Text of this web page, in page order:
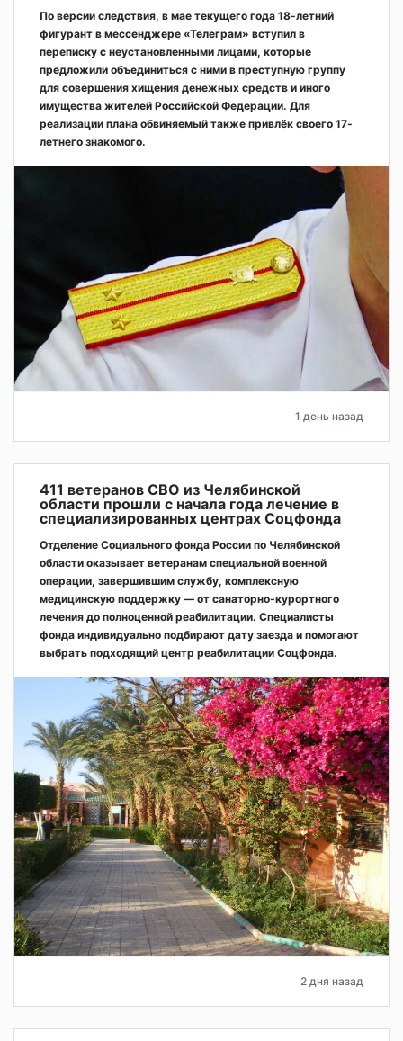
По версии следствия, в мае текущего года 18-летний
фигурант в мессенджере «Телеграм» вступил в
переписку с неустановленными лицами, которые
предложили объединиться с ними в преступную группу
для совершения хищения денежных средств и иного
имущества жителей Российской Федерации. Для
реализации плана обвиняемый также привлёк своего 17-
летнего знакомого.
1 день назад
411 ветеранов СВО из Челябинской
области прошли с начала года лечение в
специализированных центрах Соцфонда
Отделение Социального фонда России по Челябинской
области оказывает ветеранам специальной военной
операции, завершившим службу, комплексную
медицинскую поддержку — от санаторно-курортного
лечения до полноценной реабилитации. Специалисты
фонда индивидуально подбирают дату заезда и помогают
выбрать подходящий центр реабилитации Соцфонда.
2 дня назад